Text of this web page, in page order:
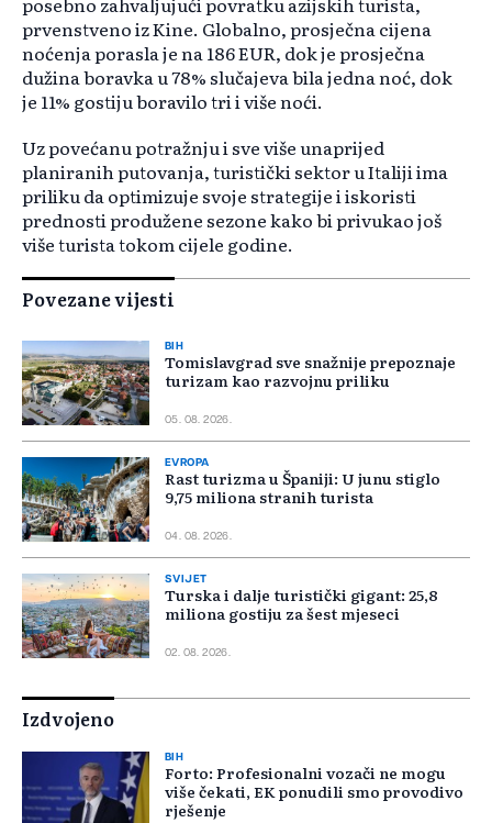
prvenstveno iz Kine. Globalno, prosječna cijena
noćenja porasla je na 186 EUR, dok je prosječna
dužina boravka u 78% slučajeva bila jedna noć, dok
je 11% gostiju boravilo tri i više noći.
Uz povećanu potražnju i sve više unaprijed
planiranih putovanja, turistički sektor u Italiji ima
priliku da optimizuje svoje strategije i iskoristi
prednosti produžene sezone kako bi privukao još
više turista tokom cijele godine.
Povezane vijesti
BIH
Tomislavgrad sve snažnije prepoznaje
turizam kao razvojnu priliku
05. 08. 2026.
EVROPA
Rast turizma u Španiji: U junu stiglo
9,75 miliona stranih turista
04. 08. 2026.
SVIJET
Turska i dalje turistički gigant: 25,8
miliona gostiju za šest mjeseci
02. 08. 2026.
Izdvojeno
BIH
Forto: Profesionalni vozači ne mogu
više čekati, EK ponudili smo provodivo
rješenje